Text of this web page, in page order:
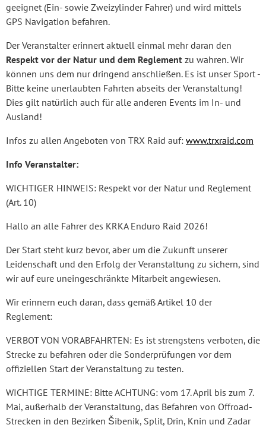
geeignet (Ein- sowie Zweizylinder Fahrer) und wird mittels
GPS Navigation befahren.
Der Veranstalter erinnert aktuell einmal mehr daran den
Respekt vor der Natur und dem Reglement zu wahren. Wir
können uns dem nur dringend anschließen. Es ist unser Sport -
Bitte keine unerlaubten Fahrten abseits der Veranstaltung!
Dies gilt natürlich auch für alle anderen Events im In- und
Ausland!
Infos zu allen Angeboten von TRX Raid auf: www.trxraid.com
Info Veranstalter:
WICHTIGER HINWEIS: Respekt vor der Natur und Reglement
(Art. 10)
Hallo an alle Fahrer des KRKA Enduro Raid 2026!
Der Start steht kurz bevor, aber um die Zukunft unserer
Leidenschaft und den Erfolg der Veranstaltung zu sichern, sind
wir auf eure uneingeschränkte Mitarbeit angewiesen.
Wir erinnern euch daran, dass gemäß Artikel 10 der
Reglement:
VERBOT VON VORABFAHRTEN: Es ist strengstens verboten, die
Strecke zu befahren oder die Sonderprüfungen vor dem
offiziellen Start der Veranstaltung zu testen.
WICHTIGE TERMINE: Bitte ACHTUNG: vom 17. April bis zum 7.
Mai, außerhalb der Veranstaltung, das Befahren von Offroad-
Strecken in den Bezirken Šibenik, Split, Drin, Knin und Zadar